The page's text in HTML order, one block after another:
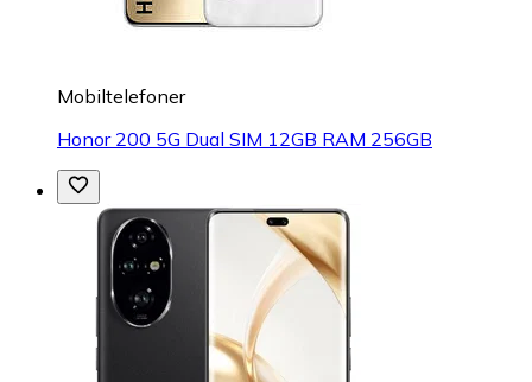
Mobiltelefoner
Honor 200 5G Dual SIM 12GB RAM 256GB